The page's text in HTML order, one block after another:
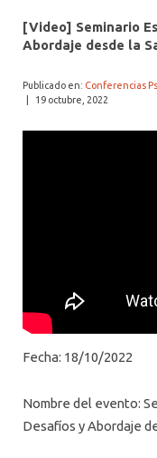
ALUMNI PSICOLOGÍA UDD
SERVICIO DE
[Video] Seminario
Abordaje desde la
Publicado en: Conferencias
19 octubre, 2022
Fecha: 18/10/2022
Nombre del evento:
Desafíos y Abordaje